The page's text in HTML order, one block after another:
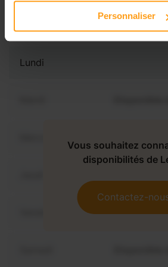
Personnaliser
Lundi
Disponible
Vous souhaitez
disponibilités de
Contactez-